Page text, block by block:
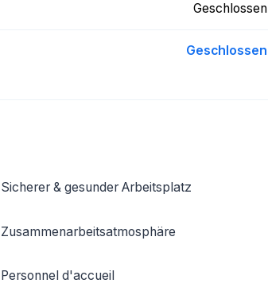
Geschlossen
Geschlossen
Sicherer & gesunder Arbeitsplatz
Zusammenarbeitsatmosphäre
Personnel d'accueil